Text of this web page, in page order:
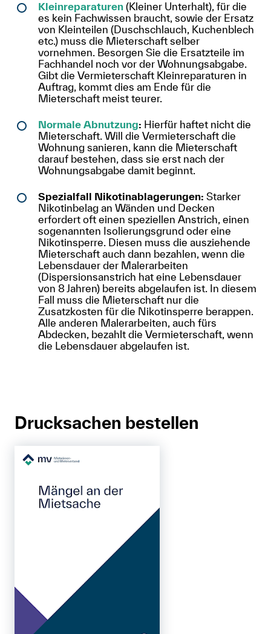
Kleinreparaturen (Kleiner Unterhalt), für die
es kein Fachwissen braucht, sowie der Ersatz
von Kleinteilen (Duschschlauch, Kuchenblech
etc.) muss die Mieterschaft selber
vornehmen. Besorgen Sie die Ersatzteile im
Fachhandel noch vor der Wohnungsabgabe.
Gibt die Vermieterschaft Kleinreparaturen in
Auftrag, kommt dies am Ende für die
Mieterschaft meist teurer.
Normale Abnutzung: Hierfür haftet nicht die
Mieterschaft. Will die Vermieterschaft die
Wohnung sanieren, kann die Mieterschaft
darauf bestehen, dass sie erst nach der
Wohnungsabgabe damit beginnt.
Spezialfall Nikotinablagerungen: Starker
Nikotinbelag an Wänden und Decken
erfordert oft einen speziellen Anstrich, einen
sogenannten Isolierungsgrund oder eine
Nikotinsperre. Diesen muss die ausziehende
Mieterschaft auch dann bezahlen, wenn die
Lebensdauer der Malerarbeiten
(Dispersionsanstrich hat eine Lebensdauer
von 8 Jahren) bereits abgelaufen ist. In diesem
Fall muss die Mieterschaft nur die
Zusatzkosten für die Nikotinsperre berappen.
Alle anderen Malerarbeiten, auch fürs
Abdecken, bezahlt die Vermieterschaft, wenn
die Lebensdauer abgelaufen ist.
Drucksachen bestellen